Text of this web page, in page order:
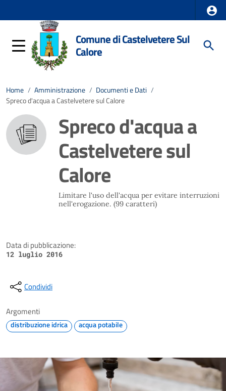
Comune di Castelvetere Sul
Calore
Home / Amministrazione / Documenti e Dati /
Spreco d'acqua a Castelvetere sul Calore
Spreco d'acqua a
Castelvetere sul
Calore
Limitare l'uso dell'acqua per evitare interruzioni
nell'erogazione. (99 caratteri)
Data di pubblicazione:
12 luglio 2016
Condividi
Argomenti
distribuzione idrica acqua potabile